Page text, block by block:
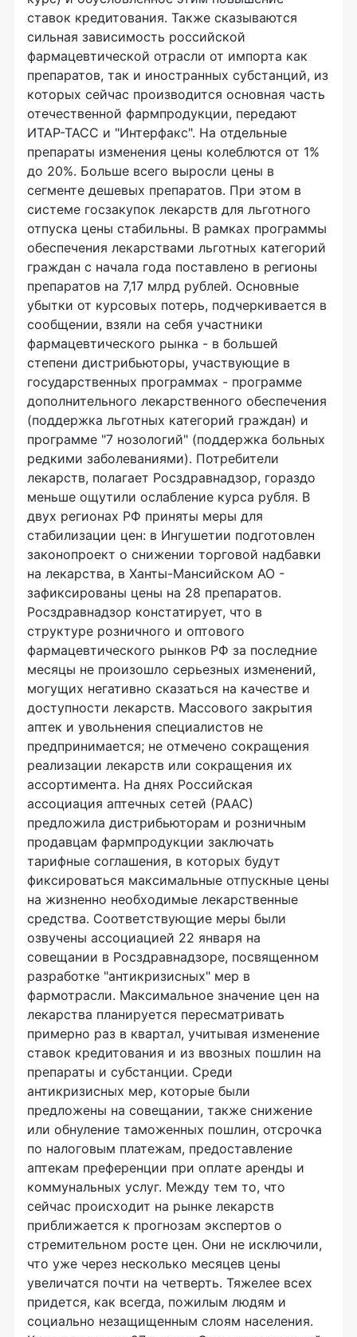
ставок кредитования. Также сказываются
сильная зависимость российской
фармацевтической отрасли от импорта как
препаратов, так и иностранных субстанций, из
которых сейчас производится основная часть
отечественной фармпродукции, передают
ИТАР-ТАСС и "Интерфакс". На отдельные
препараты изменения цены колеблются от 1%
до 20%. Больше всего выросли цены в
сегменте дешевых препаратов. При этом в
системе госзакупок лекарств для льготного
отпуска цены стабильны. В рамках программы
обеспечения лекарствами льготных категорий
граждан с начала года поставлено в регионы
препаратов на 7,17 млрд рублей. Основные
убытки от курсовых потерь, подчеркивается в
сообщении, взяли на себя участники
фармацевтического рынка - в большей
степени дистрибьюторы, участвующие в
государственных программах - программе
дополнительного лекарственного обеспечения
(поддержка льготных категорий граждан) и
программе "7 нозологий" (поддержка больных
редкими заболеваниями). Потребители
лекарств, полагает Росздравнадзор, гораздо
меньше ощутили ослабление курса рубля. В
двух регионах РФ приняты меры для
стабилизации цен: в Ингушетии подготовлен
законопроект о снижении торговой надбавки
на лекарства, в Ханты-Мансийском АО -
зафиксированы цены на 28 препаратов.
Росздравнадзор констатирует, что в
структуре розничного и оптового
фармацевтического рынков РФ за последние
месяцы не произошло серьезных изменений,
могущих негативно сказаться на качестве и
доступности лекарств. Массового закрытия
аптек и увольнения специалистов не
предпринимается; не отмечено сокращения
реализации лекарств или сокращения их
ассортимента. На днях Российская
ассоциация аптечных сетей (РААС)
предложила дистрибьюторам и розничным
продавцам фармпродукции заключать
тарифные соглашения, в которых будут
фиксироваться максимальные отпускные цены
на жизненно необходимые лекарственные
средства. Соответствующие меры были
озвучены ассоциацией 22 января на
совещании в Росздравнадзоре, посвященном
разработке "антикризисных" мер в
фармотрасли. Максимальное значение цен на
лекарства планируется пересматривать
примерно раз в квартал, учитывая изменение
ставок кредитования и из ввозных пошлин на
препараты и субстанции. Среди
антикризисных мер, которые были
предложены на совещании, также снижение
или обнуление таможенных пошлин, отсрочка
по налоговым платежам, предоставление
аптекам преференции при оплате аренды и
коммунальных услуг. Между тем то, что
сейчас происходит на рынке лекарств
приближается к прогнозам экспертов о
стремительном росте цен. Они не исключили,
что уже через несколько месяцев цены
увеличатся почти на четверть. Тяжелее всех
придется, как всегда, пожилым людям и
социально незащищенным слоям населения.